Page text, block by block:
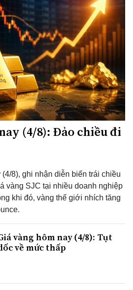
(4/8): Đảo chiều đi
(4/8), ghi nhận diễn biến trái chiều
vàng SJC tại nhiều doanh nghiệp
khi đó, vàng thế giới nhích tăng
vàng hôm nay (4/8): Tụt
về mức thấp